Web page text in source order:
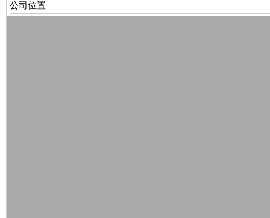
公司位置